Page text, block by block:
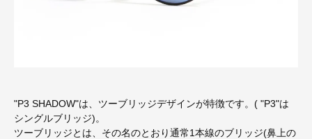
"P3 SHADOW"は、ツーブリッジデザインが特徴です。( "P3"は
シングルブリッジ)。
ツーブリッジとは、その名のとおり通常1本線のブリッジ(鼻上の